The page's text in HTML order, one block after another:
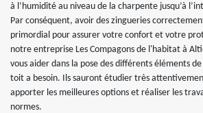
à l’humidité au niveau de la charpente jusqu’à
Par conséquent, avoir des zingueries
primordial pour assurer votre confort et votre
notre entreprise Les Compagons de l'habitat à
vous aider dans la pose des différents éléments
toit a besoin. Ils sauront étudier très
apporter les meilleures options et réaliser les
normes.